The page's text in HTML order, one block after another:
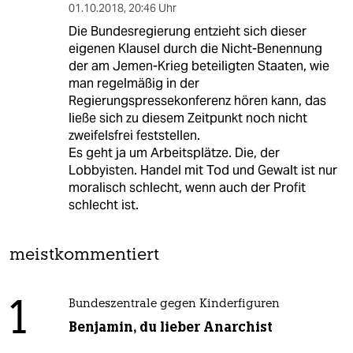
01.10.2018, 20:46 Uhr
Die Bundesregierung entzieht sich dieser
eigenen Klausel durch die Nicht-Benennung
der am Jemen-Krieg beteiligten Staaten, wie
man regelmäßig in der
Regierungspressekonferenz hören kann, das
ließe sich zu diesem Zeitpunkt noch nicht
zweifelsfrei feststellen.
Es geht ja um Arbeitsplätze. Die, der
Lobbyisten. Handel mit Tod und Gewalt ist nur
moralisch schlecht, wenn auch der Profit
schlecht ist.
meistkommentiert
1 Bundeszentrale gegen Kinderfiguren
Benjamin, du lieber Anarchist